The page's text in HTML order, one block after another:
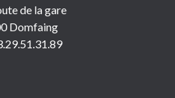
de la gare
Domfaing